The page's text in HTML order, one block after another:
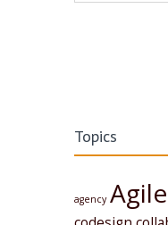
Topics
agency Agile